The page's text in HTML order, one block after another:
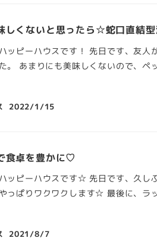
しくないと思ったら☆蛇口直結
ッピーハウスです！ 先日です、友
。 あまりにも美味しくないので、
2022/1/15
食卓を豊かに♡
ッピーハウスです☆ 先日です、久し
っぱりワクワクします☆ 最後に、ラ
2021/8/7